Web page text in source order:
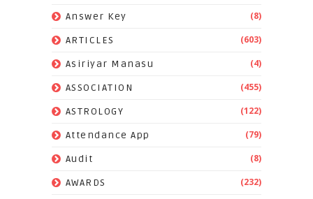
Answer Key (8)
ARTICLES (603)
Asiriyar Manasu (4)
ASSOCIATION (455)
ASTROLOGY (122)
Attendance App (79)
Audit (8)
AWARDS (232)